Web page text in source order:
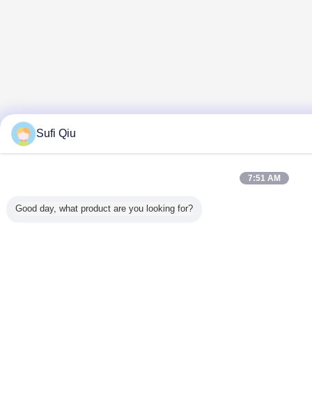
Sufi Qiu
7:51 AM
Good day, what product are you looking for?